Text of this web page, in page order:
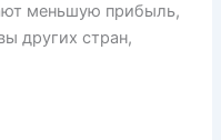
меньшую прибыль,
других стран,